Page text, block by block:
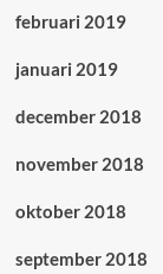
februari 2019
januari 2019
december 2018
november 2018
oktober 2018
september 2018